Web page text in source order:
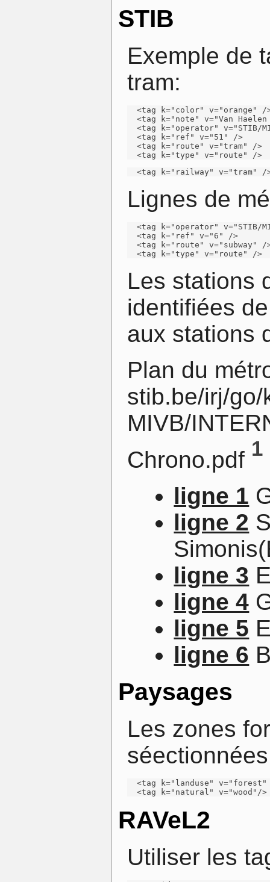
STIB
Exemple de
tram:
<tag k="color" v="orange"
<tag k="note" v="Van
<tag k="operator" v="STIB/
  <tag k="ref" v="51" />
  <tag k="route" v="tram" />
  <tag k="type" v="route" />
<tag k="railway" v="tram"
Lignes de
<tag k="operator" v="STIB/
  <tag k="ref" v="6" />
<tag k="route" v="subway"
  <tag k="type" v="route" />
Les stations
identifiées
aux stations
Plan du
stib.be/irj/
MIVB/
Chrono.pdf 1
ligne 1
ligne 2
ligne 3
ligne 4
ligne 5
ligne 6
Paysages
Les zones
<tag k="landuse"
  <tag k="natural" v="wood"/>
RAVeL2
Utiliser les